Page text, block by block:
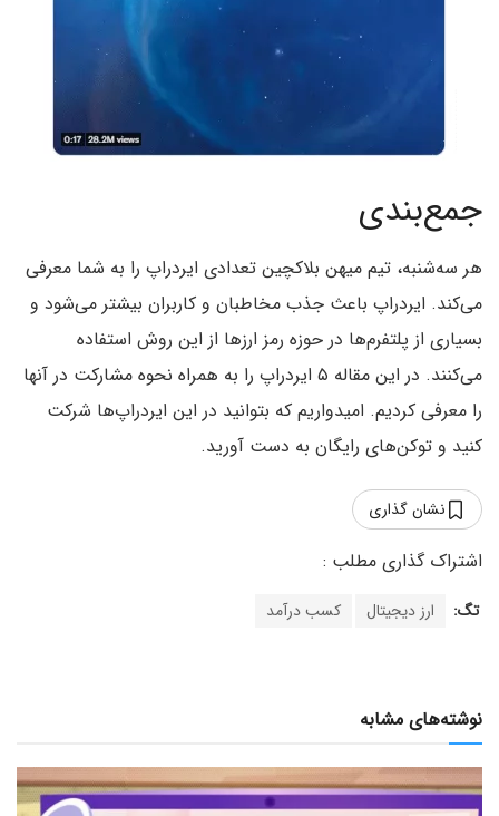
جمع‌بندی
هر سه‌شنبه، تیم میهن بلاکچین تعدادی ایردراپ را به شما معرفی
می‌کند. ایردراپ باعث جذب مخاطبان و کاربران بیشتر می‌شود و
بسیاری از پلتفرم‌ها در حوزه رمز ارزها از این روش استفاده
می‌کنند. در این مقاله ۵ ایردراپ را به همراه نحوه مشارکت در آنها
را معرفی کردیم. امیدواریم که بتوانید در این ایردراپ‌ها شرکت
کنید و توکن‌های رایگان به دست آورید.
نشان گذاری
تگ: ارز دیجیتال کسب درآمد
نوشته‌های مشابه